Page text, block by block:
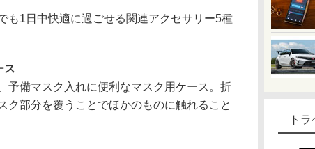
ト
1日中快適に過ごせる関連アクセサリー5種
ス
備マスク入れに便利なマスク用ケース。折
ク部分を覆うことでほかのものに触れること